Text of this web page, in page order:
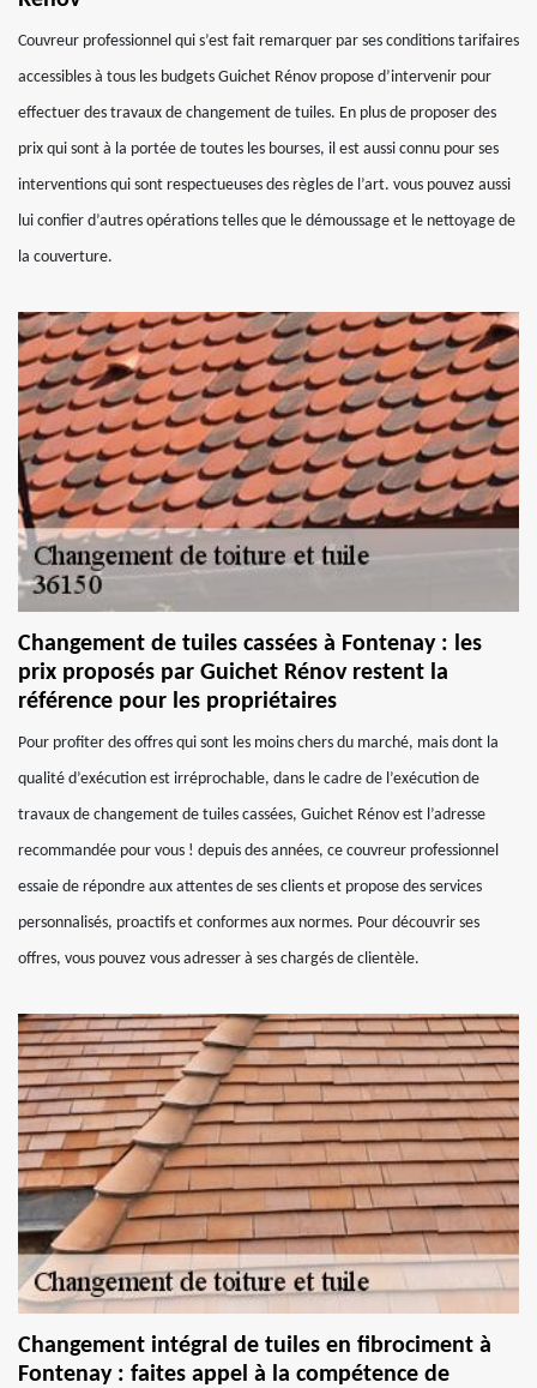
Couvreur professionnel qui s’est fait remarquer par ses conditions tarifaires
accessibles à tous les budgets Guichet Rénov propose d’intervenir pour
effectuer des travaux de changement de tuiles. En plus de proposer des
prix qui sont à la portée de toutes les bourses, il est aussi connu pour ses
interventions qui sont respectueuses des règles de l’art. vous pouvez aussi
lui confier d’autres opérations telles que le démoussage et le nettoyage de
la couverture.
Changement de tuiles cassées à Fontenay : les
prix proposés par Guichet Rénov restent la
référence pour les propriétaires
Pour profiter des offres qui sont les moins chers du marché, mais dont la
qualité d’exécution est irréprochable, dans le cadre de l’exécution de
travaux de changement de tuiles cassées, Guichet Rénov est l’adresse
recommandée pour vous ! depuis des années, ce couvreur professionnel
essaie de répondre aux attentes de ses clients et propose des services
personnalisés, proactifs et conformes aux normes. Pour découvrir ses
offres, vous pouvez vous adresser à ses chargés de clientèle.
Changement intégral de tuiles en fibrociment à
Fontenay : faites appel à la compétence de